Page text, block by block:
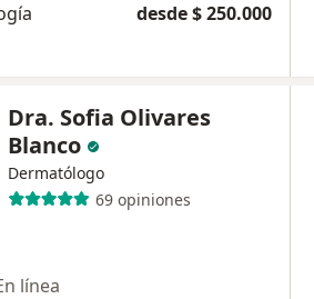
desde $ 250.000
Dra. Sofia Olivares
Blanco
Dermatólogo
69 opiniones
línea